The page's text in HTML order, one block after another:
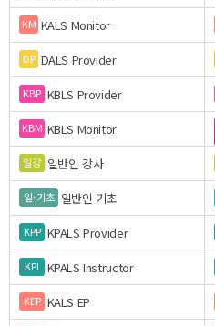
KM KALS Monitor
DP DALS Provider
KBP KBLS Provider
KBM KBLS Monitor
일강 일반인 강사
일-기초 일반인 기초
KPP KPALS Provider
KPI KPALS Instructor
KEP KALS EP